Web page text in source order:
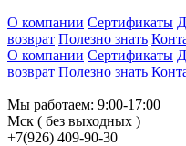
О компании Сертификаты
возврат Полезно знать
О компании Сертификаты
возврат Полезно знать
Мы работаем: 9:00-17:00
Мск ( без выходных )
+7(926) 409-90-30